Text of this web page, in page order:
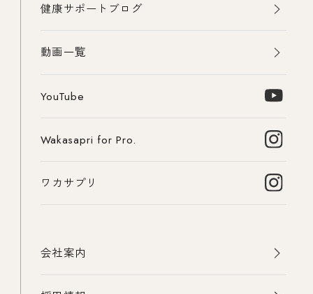
健康サポートブログ
動画一覧
YouTube
Wakasapri for Pro.
ワカサプリ
会社案内